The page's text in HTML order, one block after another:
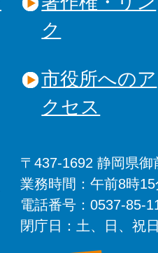
ク
市役所へのア
クセス
〒437-1692 静岡県
業務時間：午前8時
電話番号：0537-85-
閉庁日：土、日、祝